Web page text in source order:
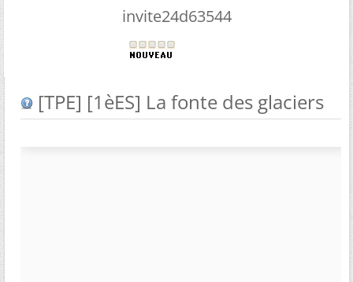
invite24d63544
[TPE] [1èES] La fonte des glaciers